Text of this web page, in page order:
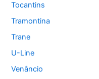
Tocantins
Tramontina
Trane
U-Line
Venâncio